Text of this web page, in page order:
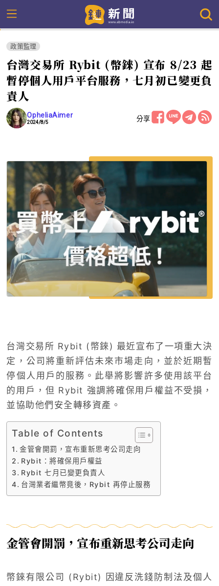
政策監理
台灣交易所 Rybit (幣錸) 宣布 8/23 起
暫停個人用戶平台服務，七月初已變更負
責人
OpheliaAimer
2024/8/5 分享
台灣交易所 Rybit (幣錸) 最近宣布了一項重大決
定，公司將重新評估未來市場走向，並於近期暫
停個人用戶的服務。此舉將影響許多使用該平台
的用戶，但 Rybit 強調將確保用戶權益不受損，
並協助他們安全轉移資產。
Table of Contents
金管會開罰，宣布重新思考公司走向
Rybit：將確保用戶權益
Rybit 七月已變更負責人
台灣業者繼幣竟後，Rybit 再停止服務
金管會開罰，宣布重新思考公司走向
幣錸有限公司 (Rybit) 因違反洗錢防制法及個人